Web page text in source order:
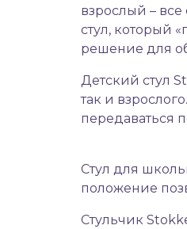
взрослый –
стул, который
решение для
Детский стул
так и
передаваться
Стул для
положение
Стульчик